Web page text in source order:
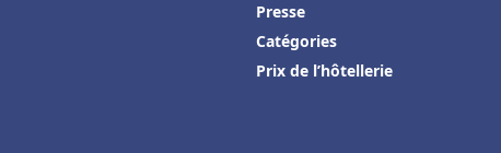
Presse
Catégories
Prix de l’hôtellerie